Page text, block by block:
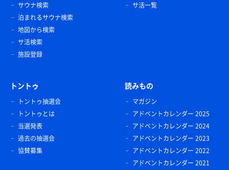
サウナ検索
泊まれるサウナ検索
地図から検索
サ活検索
施設登録
サ活一覧
トントゥ
トントゥ抽選会
トントゥとは
当選発表
過去の抽選会
協賛募集
読みもの
マガジン
アドベントカレンダー 2025
アドベントカレンダー 2024
アドベントカレンダー 2023
アドベントカレンダー 2022
アドベントカレンダー 2021